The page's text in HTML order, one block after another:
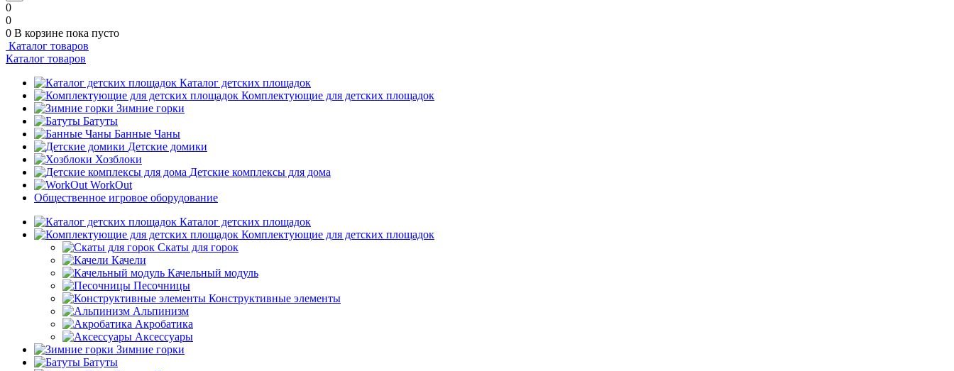
0
0
0 В корзине пока пусто
Каталог товаров
Каталог товаров
Каталог детских площадок
Комплектующие для детских площадок
Зимние горки
Батуты
Банные Чаны
Детские домики
Хозблоки
Детские комплексы для дома
WorkOut
Общественное игровое оборудование
Каталог детских площадок
Комплектующие для детских площадок
Скаты для горок
Качели
Качельный модуль
Песочницы
Конструктивные элементы
Альпинизм
Акробатика
Аксессуары
Зимние горки
Батуты